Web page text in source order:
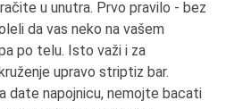
u unutra. Prvo pravilo - bez
da vas neko na vašem
po telu. Isto važi i za
upravo striptiz bar.
date napojnicu, nemojte bacati